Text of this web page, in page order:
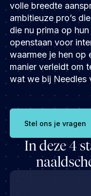
volle breedte
ambitieuze pro’s
die nu prima op
openstaan voor
waarmee je hen op
manier verleidt om
wat we bij Needles
Stel ons je vragen
In deze 4